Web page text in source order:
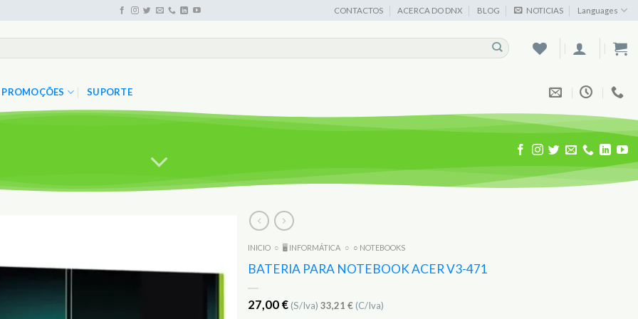
CONTACTOS ACERCA DO DNX BLOG NOTICIAS Languages
PROMOÇÕES SUPORTE
Favoritos
INICIO ○ 🖥️ INFORMÁTICA ○ ○ NOTEBOOKS
BATERIA PARA NOTEBOOK ACER V3-471
27,00 € (S/Iva) 33,21 € (C/Iva)